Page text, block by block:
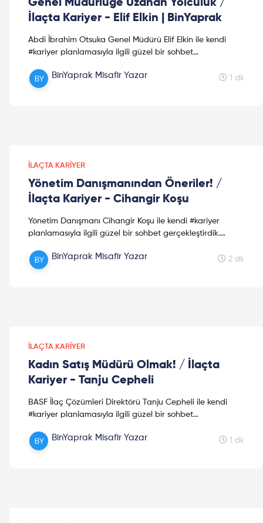
Genel Müdürlüğe Uzanan Yolculuk /
İlaçta Kariyer - Elif Elkin | BinYaprak
Abdi İbrahim Otsuka Genel Müdürü Elif Elkin ile kendi
#kariyer planlamasıyla ilgili güzel bir sohbet
y...
BinYaprak Misafir Yazar 1 dk
İLAÇTA KARIYER
Yönetim Danışmanından Öneriler! /
İlaçta Kariyer - Cihangir Koşu
Yönetim Danışmanı Cihangir Koşu ile kendi #kariyer
planlamasıyla ilgili güzel bir sohbet gerçekleştirdik.
BinYaprak Misafir Yazar 2 dk
İLAÇTA KARIYER
Kadın Satış Müdürü Olmak! / İlaçta
Kariyer - Tanju Cepheli
BASF İlaç Çözümleri Direktörü Tanju Cepheli ile kendi
#kariyer planlamasıyla ilgili güzel bir sohbet
y...
BinYaprak Misafir Yazar 1 dk